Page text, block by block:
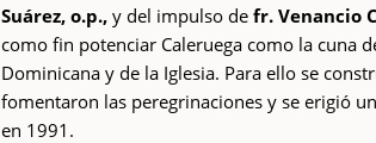
Suárez, o.p., y del impulso de fr. Venancio
como fin potenciar Caleruega como la cuna
Dominicana y de la Iglesia. Para ello se
fomentaron las peregrinaciones y se erigió
en 1991.